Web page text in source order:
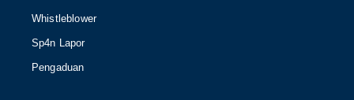
Whistleblower
Sp4n Lapor
Pengaduan